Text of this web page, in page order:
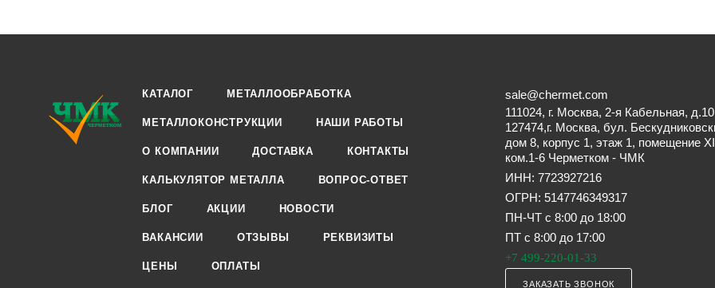
КАТАЛОГ МЕТАЛЛООБРАБОТКА
МЕТАЛЛОКОНСТРУКЦИИ НАШИ РАБОТЫ
О КОМПАНИИ ДОСТАВКА КОНТАКТЫ
КАЛЬКУЛЯТОР МЕТАЛЛА ВОПРОС-ОТВЕТ
БЛОГ АКЦИИ НОВОСТИ
ВАКАНСИИ ОТЗЫВЫ РЕКВИЗИТЫ
ЦЕНЫ ОПЛАТЫ
sale@chermet.com
111024, г. Москва, 2-я Кабельная, д.10
127474,г. Москва, бул.
дом 8, корпус 1, этаж 1, помещение
ком.1-6 Черметком - ЧМК
ИНН: 7723927216
ОГРН: 5147746349317
ПН-ЧТ с 8:00 до 18:00
ПТ с 8:00 до 17:00
+7 499-220-01-33
ЗАКАЗАТЬ ЗВОНОК